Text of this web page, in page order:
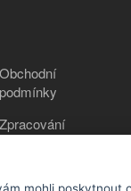
Obchodní
podmínky
Zpracování